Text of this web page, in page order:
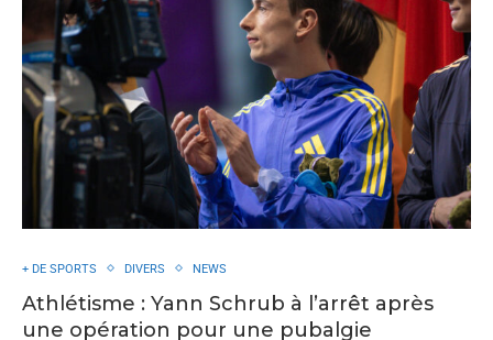
+ DE SPORTS DIVERS NEWS
Athlétisme : Yann Schrub à l’arrêt après
une opération pour une pubalgie